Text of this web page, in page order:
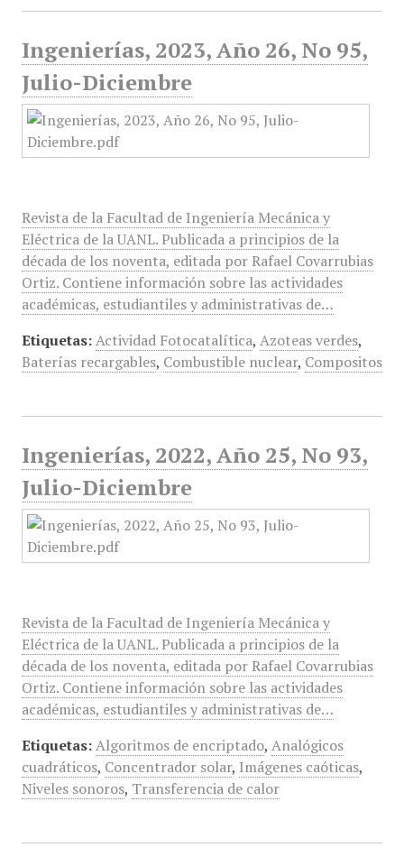
Ingenierías, 2023, Año 26, No 95,
Julio-Diciembre
Revista de la Facultad de Ingeniería Mecánica y
Eléctrica de la UANL. Publicada a principios de la
década de los noventa, editada por Rafael Covarrubias
Ortiz. Contiene información sobre las actividades
académicas, estudiantiles y administrativas de…
Etiquetas: Actividad Fotocatalítica, Azoteas verdes,
Baterías recargables, Combustible nuclear, Compositos
Ingenierías, 2022, Año 25, No 93,
Julio-Diciembre
Revista de la Facultad de Ingeniería Mecánica y
Eléctrica de la UANL. Publicada a principios de la
década de los noventa, editada por Rafael Covarrubias
Ortiz. Contiene información sobre las actividades
académicas, estudiantiles y administrativas de…
Etiquetas: Algoritmos de encriptado, Analógicos
cuadráticos, Concentrador solar, Imágenes caóticas,
Niveles sonoros, Transferencia de calor